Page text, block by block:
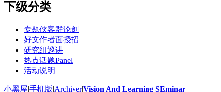
下级分类
专题侠客群论剑
好文作者面授招
研究组巡讲
热点话题Panel
活动说明
小黑屋|手机版|Archiver|Vision And Learning SEminar